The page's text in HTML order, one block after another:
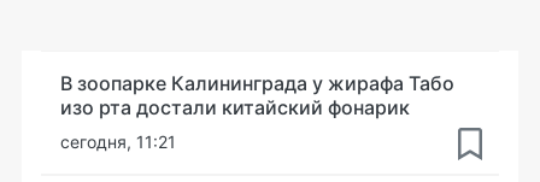
В зоопарке Калининграда у жирафа Табо
изо рта достали китайский фонарик
сегодня, 11:21